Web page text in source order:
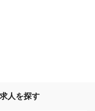
人を探す